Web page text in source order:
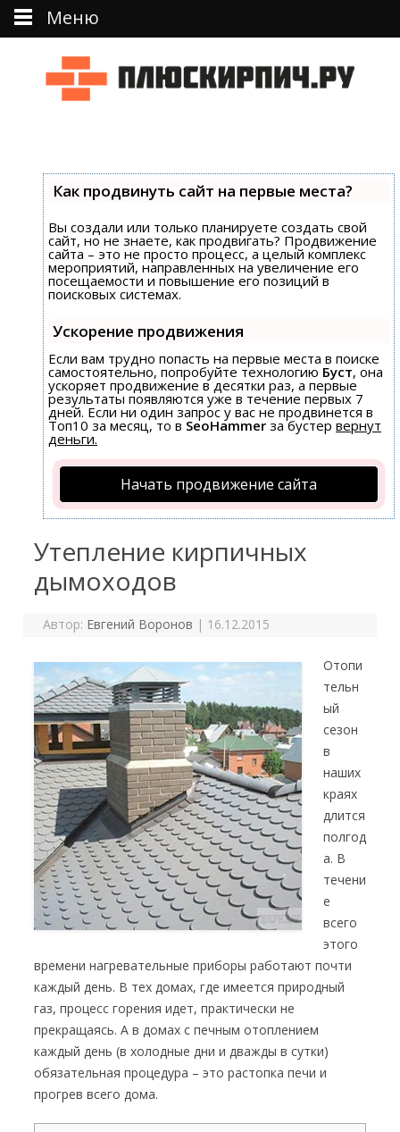
Как продвинуть сайт на первые места?
Вы создали или только планируете создать свой
сайт, но не знаете, как продвигать? Продвижение
сайта – это не просто процесс, а целый комплекс
мероприятий, направленных на увеличение его
посещаемости и повышение его позиций в
поисковых системах.
Ускорение продвижения
Если вам трудно попасть на первые места в поиске
самостоятельно, попробуйте технологию Буст, она
ускоряет продвижение в десятки раз, а первые
результаты появляются уже в течение первых 7
дней. Если ни один запрос у вас не продвинется в
Топ10 за месяц, то в SeoHammer за бустер вернут
деньги.
Начать продвижение сайта
Утепление кирпичных
дымоходов
Автор: Евгений Воронов | 16.12.2015
Отопи
тельн
ый
сезон
в
наших
краях
длится
полгод
а. В
течени
е
всего
этого
времени нагревательные приборы работают почти
каждый день. В тех домах, где имеется природный
газ, процесс горения идет, практически не
прекращаясь. А в домах с печным отоплением
каждый день (в холодные дни и дважды в сутки)
обязательная процедура – это растопка печи и
прогрев всего дома.
Меню